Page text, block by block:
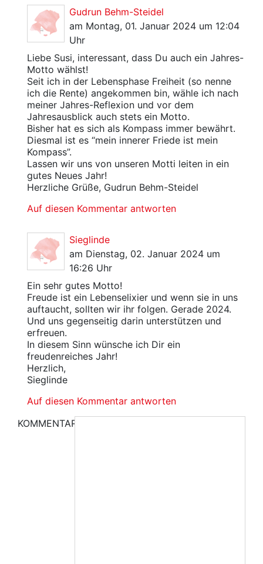
Gudrun Behm-Steidel
am Montag, 01. Januar 2024 um 12:04
Uhr
Liebe Susi, interessant, dass Du auch ein Jahres-
Motto wählst!
Seit ich in der Lebensphase Freiheit (so nenne
ich die Rente) angekommen bin, wähle ich nach
meiner Jahres-Reflexion und vor dem
Jahresausblick auch stets ein Motto.
Bisher hat es sich als Kompass immer bewährt.
Diesmal ist es “mein innerer Friede ist mein
Kompass”.
Lassen wir uns von unseren Motti leiten in ein
gutes Neues Jahr!
Herzliche Grüße, Gudrun Behm-Steidel
Auf diesen Kommentar antworten
Sieglinde
am Dienstag, 02. Januar 2024 um
16:26 Uhr
Ein sehr gutes Motto!
Freude ist ein Lebenselixier und wenn sie in uns
auftaucht, sollten wir ihr folgen. Gerade 2024.
Und uns gegenseitig darin unterstützen und
erfreuen.
In diesem Sinn wünsche ich Dir ein
freudenreiches Jahr!
Herzlich,
Sieglinde
Auf diesen Kommentar antworten
KOMMENTAR